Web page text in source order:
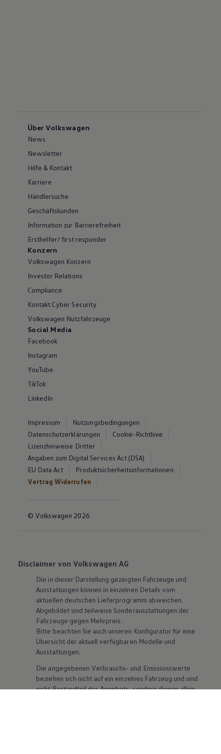
Über Volkswagen
News
Newsletter
Hilfe & Kontakt
Karriere
Händlersuche
Geschäftskunden
Information zur Barrierefreiheit
Ersthelfer/ first responder
Konzern
Volkswagen Konzern
Investor Relations
Compliance
Kontakt Cyber Security
Volkswagen Nutzfahrzeuge
Social Media
Facebook
Instagram
YouTube
TikTok
LinkedIn
Impressum
Nutzungsbedingungen
Datenschutzerklärungen
Cookie-Richtlinie
Lizenzhinweise Dritter
Angaben zum Digital Services Act (DSA)
EU Data Act
Produktsicherheitsinformationen
Vertrag Widerrufen
© Volkswagen 2026
Disclaimer von Volkswagen AG
Die in dieser Darstellung gezeigten Fahrzeuge und
Ausstattungen können in einzelnen Details vom
aktuellen deutschen Lieferprogramm abweichen.
Abgebildet sind teilweise Sonderausstattungen der
Fahrzeuge gegen Mehrpreis.
Bitte beachten Sie auch unseren Konfigurator für eine
Übersicht der aktuell verfügbaren Modelle und
Ausstattungen.
Die angegebenen Verbrauchs- und Emissionswerte
beziehen sich nicht auf ein einzelnes Fahrzeug und sind
nicht Bestandteil des Angebots, sondern dienen allein